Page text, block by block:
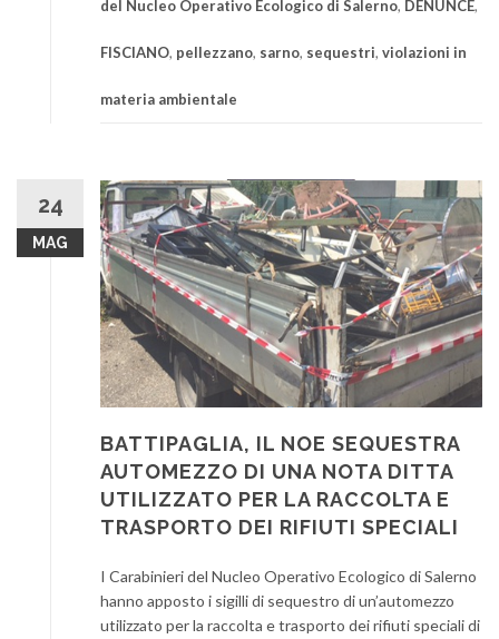
del Nucleo Operativo Ecologico di Salerno, DENUNCE,
FISCIANO, pellezzano, sarno, sequestri, violazioni in
materia ambientale
24
MAG
BATTIPAGLIA, IL NOE SEQUESTRA
AUTOMEZZO DI UNA NOTA DITTA
UTILIZZATO PER LA RACCOLTA E
TRASPORTO DEI RIFIUTI SPECIALI
I Carabinieri del Nucleo Operativo Ecologico di Salerno
hanno apposto i sigilli di sequestro di un’automezzo
utilizzato per la raccolta e trasporto dei rifiuti speciali di